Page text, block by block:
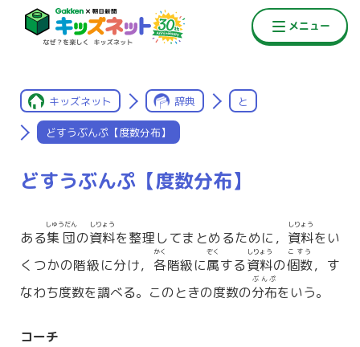
キッズネット 辞典 と
どすうぶんぷ【度数分布】
どすうぶんぷ【度数分布】
ある集団
しゅうだん
の資料
しりょう
を整理してまとめるために， 資料
しりょう
をい
くつかの階級に分け， 各
かく
階級に属
ぞく
する資料
しりょう
の個数
こすう
，す
なわち度数を調べる。このときの度数の分布
ぶんぷ
をいう。
コーチ